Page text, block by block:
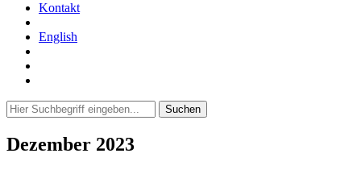
Kontakt
English
Dezember 2023